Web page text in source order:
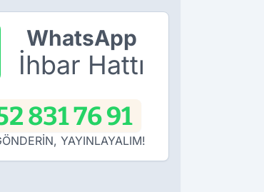
WhatsApp
İhbar Hattı
831 76 91
YAYINLAYALIM!